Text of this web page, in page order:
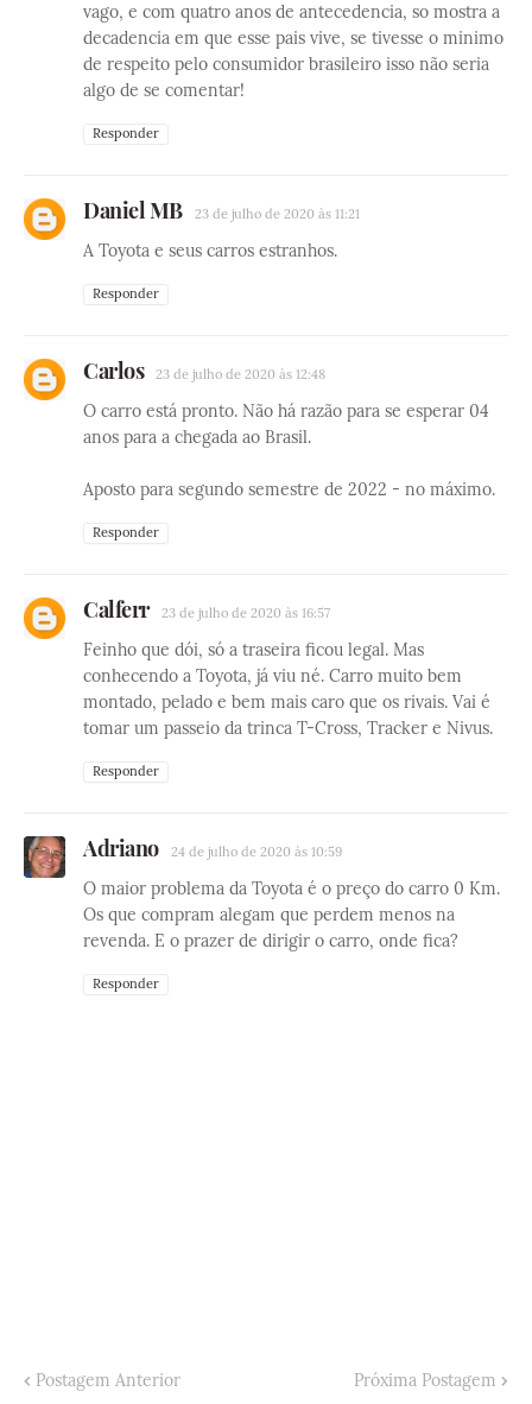
vago, e com quatro anos de antecedencia, so mostra a
decadencia em que esse pais vive, se tivesse o minimo
de respeito pelo consumidor brasileiro isso não seria
algo de se comentar!
Responder
Daniel MB 23 de julho de 2020 às 11:21
A Toyota e seus carros estranhos.
Responder
Carlos 23 de julho de 2020 às 12:48
O carro está pronto. Não há razão para se esperar 04
anos para a chegada ao Brasil.
Aposto para segundo semestre de 2022 - no máximo.
Responder
Calferr 23 de julho de 2020 às 16:57
Feinho que dói, só a traseira ficou legal. Mas
conhecendo a Toyota, já viu né. Carro muito bem
montado, pelado e bem mais caro que os rivais. Vai é
tomar um passeio da trinca T-Cross, Tracker e Nivus.
Responder
Adriano 24 de julho de 2020 às 10:59
O maior problema da Toyota é o preço do carro 0 Km.
Os que compram alegam que perdem menos na
revenda. E o prazer de dirigir o carro, onde fica?
Responder
Postagem Anterior Próxima Postagem